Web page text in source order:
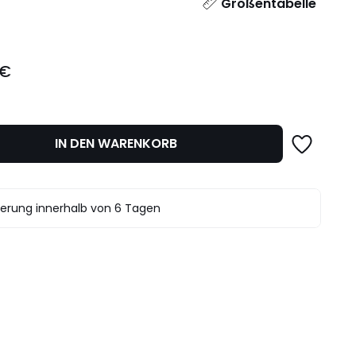
IN DEN WARENKORB
innerhalb von 6 Tagen